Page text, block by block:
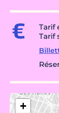
Tarif
Tarif
+